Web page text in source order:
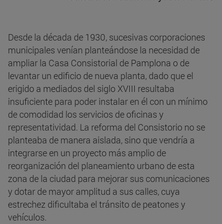
Desde la década de 1930, sucesivas corporaciones
municipales venían planteándose la necesidad de
ampliar la Casa Consistorial de Pamplona o de
levantar un edificio de nueva planta, dado que el
erigido a mediados del siglo XVIII resultaba
insuficiente para poder instalar en él con un mínimo
de comodidad los servicios de oficinas y
representatividad. La reforma del Consistorio no se
planteaba de manera aislada, sino que vendría a
integrarse en un proyecto más amplio de
reorganización del planeamiento urbano de esta
zona de la ciudad para mejorar sus comunicaciones
y dotar de mayor amplitud a sus calles, cuya
estrechez dificultaba el tránsito de peatones y
vehículos.